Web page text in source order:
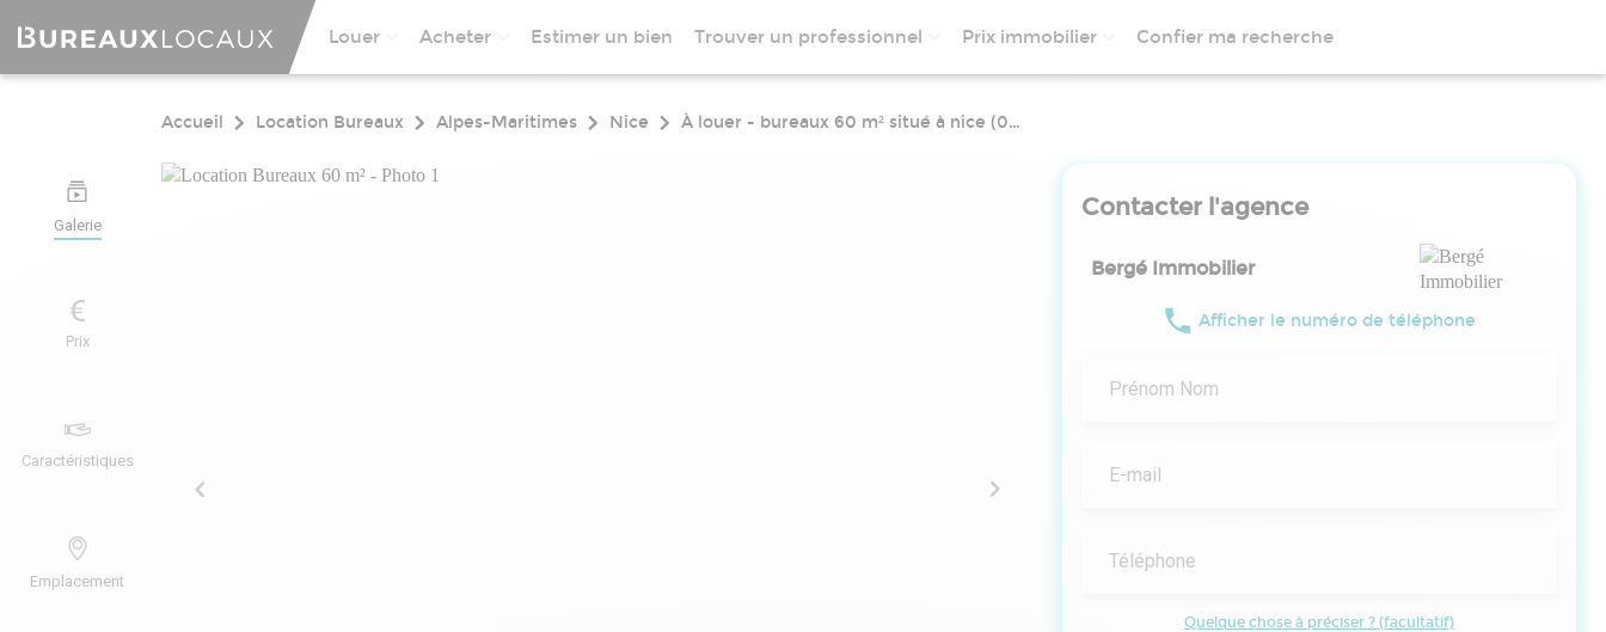
Louer Acheter Estimer un bien Trouver un professionnel Prix immobilier Confier ma recherche
Galerie
Prix
Caractéristiques
Emplacement
Accueil Location Bureaux Alpes-Maritimes Nice À louer - bureaux 60 m² situé à nice (06000)
Contacter l'agence
Bergé Immobilier
Afficher le numéro de téléphone
Prénom Nom
E-mail
Téléphone
Quelque chose à préciser ? (facultatif)